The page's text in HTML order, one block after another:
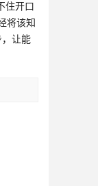
住开口
将该知
让能